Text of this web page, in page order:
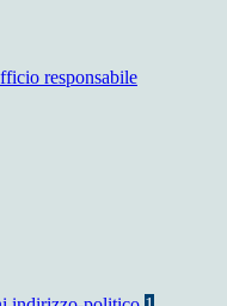
responsabile